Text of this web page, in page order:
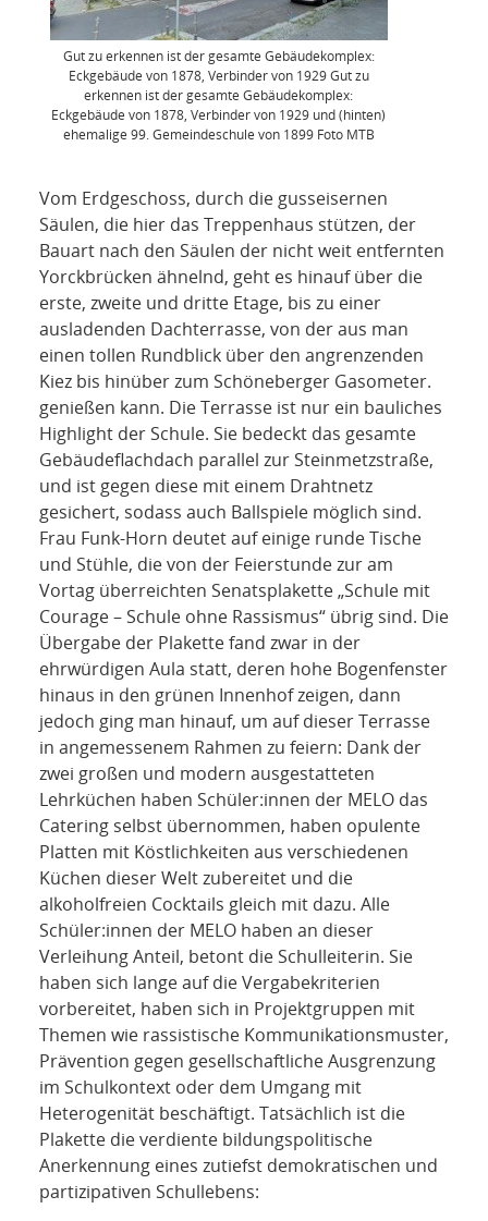
Gut zu erkennen ist der gesamte Gebäudekomplex:
Eckgebäude von 1878, Verbinder von 1929 Gut zu
erkennen ist der gesamte Gebäudekomplex:
Eckgebäude von 1878, Verbinder von 1929 und (hinten)
ehemalige 99. Gemeindeschule von 1899 Foto MTB
Vom Erdgeschoss, durch die gusseisernen
Säulen, die hier das Treppenhaus stützen, der
Bauart nach den Säulen der nicht weit entfernten
Yorckbrücken ähnelnd, geht es hinauf über die
erste, zweite und dritte Etage, bis zu einer
ausladenden Dachterrasse, von der aus man
einen tollen Rundblick über den angrenzenden
Kiez bis hinüber zum Schöneberger Gasometer.
genießen kann. Die Terrasse ist nur ein bauliches
Highlight der Schule. Sie bedeckt das gesamte
Gebäudeflachdach parallel zur Steinmetzstraße,
und ist gegen diese mit einem Drahtnetz
gesichert, sodass auch Ballspiele möglich sind.
Frau Funk-Horn deutet auf einige runde Tische
und Stühle, die von der Feierstunde zur am
Vortag überreichten Senatsplakette „Schule mit
Courage – Schule ohne Rassismus“ übrig sind. Die
Übergabe der Plakette fand zwar in der
ehrwürdigen Aula statt, deren hohe Bogenfenster
hinaus in den grünen Innenhof zeigen, dann
jedoch ging man hinauf, um auf dieser Terrasse
in angemessenem Rahmen zu feiern: Dank der
zwei großen und modern ausgestatteten
Lehrküchen haben Schüler:innen der MELO das
Catering selbst übernommen, haben opulente
Platten mit Köstlichkeiten aus verschiedenen
Küchen dieser Welt zubereitet und die
alkoholfreien Cocktails gleich mit dazu. Alle
Schüler:innen der MELO haben an dieser
Verleihung Anteil, betont die Schulleiterin. Sie
haben sich lange auf die Vergabekriterien
vorbereitet, haben sich in Projektgruppen mit
Themen wie rassistische Kommunikationsmuster,
Prävention gegen gesellschaftliche Ausgrenzung
im Schulkontext oder dem Umgang mit
Heterogenität beschäftigt. Tatsächlich ist die
Plakette die verdiente bildungspolitische
Anerkennung eines zutiefst demokratischen und
partizipativen Schullebens: